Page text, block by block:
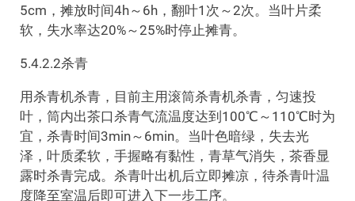
5cm，摊放时间4h～6h，翻叶1次～2次。当叶片柔
软，失水率达20%～25%时停止摊青。
5.4.2.2杀青
用杀青机杀青，目前主用滚筒杀青机杀青，匀速投
叶，筒内出茶口杀青气流温度达到100℃～110℃时为
宜，杀青时间3min～6min。当叶色暗绿，失去光
泽，叶质柔软，手握略有黏性，青草气消失，茶香显
露时杀青完成。杀青叶出机后立即摊凉，待杀青叶温
度降至室温后即可进入下一步工序。